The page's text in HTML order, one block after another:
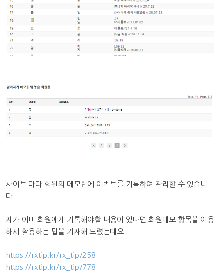
사이트 마다 회원의 메모란에 이벤트를 기록하여 관리할 수 있습니
다.
제가 이미 회원에게 기록해야할 내용이 있다면 회원메모 항목을 이용
해서 활용하는 팁을 기재해 드렸는데요.
https://rxtip.kr/rx_tip/258
https://rxtip.kr/rx_tip/778